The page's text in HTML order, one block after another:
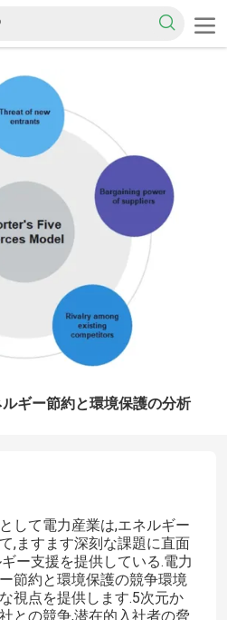
ギー節約と環境保護の分析
して電力産業は,エネルギー
,ますます深刻な課題に直面
ー支援を提供している.電力
節約と環境保護の競争環境
視点を提供します.5次元か
との競争,潜在的入社者の脅